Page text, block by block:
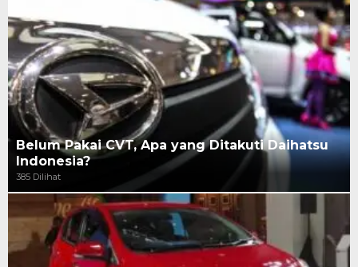
Belum Pakai CVT, Apa yang Ditakuti Daihatsu
Indonesia?
385 Dilihat